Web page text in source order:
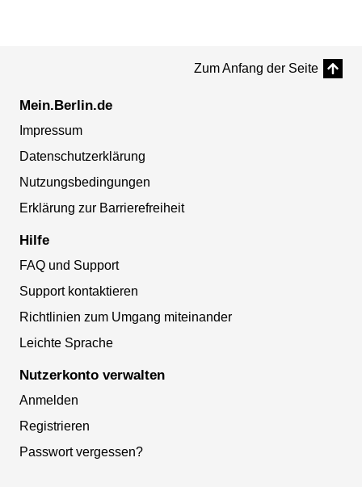
Zum Anfang der Seite
Mein.Berlin.de
Impressum
Datenschutzerklärung
Nutzungsbedingungen
Erklärung zur Barrierefreiheit
Hilfe
FAQ und Support
Support kontaktieren
Richtlinien zum Umgang miteinander
Leichte Sprache
Nutzerkonto verwalten
Anmelden
Registrieren
Passwort vergessen?